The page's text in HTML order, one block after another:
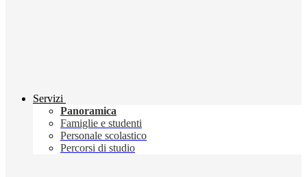
Servizi
Panoramica
Famiglie e studenti
Personale scolastico
Percorsi di studio